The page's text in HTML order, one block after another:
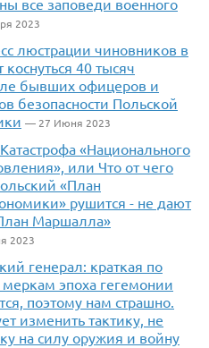
все заповеди военного
2023
люстрации чиновников в
40 тысяч
бывших офицеров и
безопасности Польской
— 27 Июня 2023
«Национального
или Что от чего
«План
рушится - не дают
Маршалла»
2023
генерал: краткая по
эпоха гегемонии
поэтому нам страшно.
изменить тактику, не
на силу оружия и войну